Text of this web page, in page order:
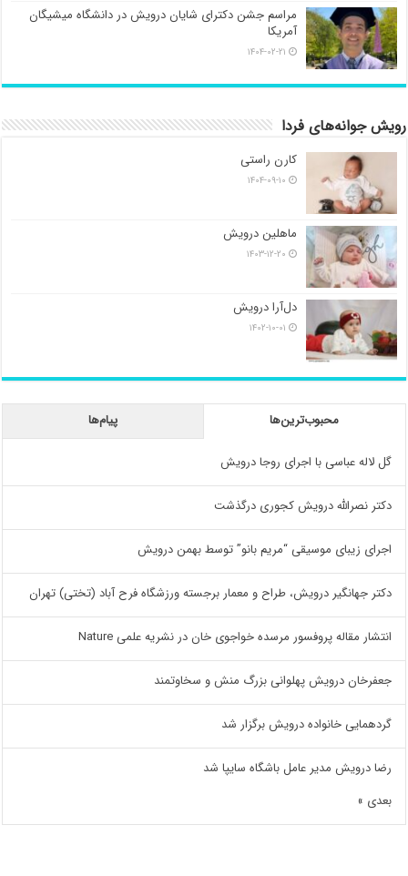
مراسم جشن دکترای شایان درویش در دانشگاه میشیگان
آمریکا
۱۴۰۴-۰۲-۲۱
رویش جوانه‌های فردا
کارن راستی
۱۴۰۴-۰۹-۱۰
ماهلین درویش
۱۴۰۳-۱۲-۲۰
دل‌آرا درویش
۱۴۰۲-۱۰-۰۱
محبوب‌ترین‌ها پیام‌ها
گل لاله عباسی با اجرای روجا درویش
دکتر نصرالله درویش کجوری درگذشت
اجرای زیبای موسیقی “مریم بانو” توسط بهمن درویش
دکتر جهانگیر درویش، طراح و معمار برجسته ورزشگاه فرح آباد (تختی) تهران
انتشار مقاله پروفسور مرسده خواجوی خان در نشریه علمی Nature
جعفرخان درویش پهلوانی بزرگ منش و سخاوتمند
گردهمایی خانواده درویش برگزار شد
رضا درویش مدیر عامل باشگاه سایپا شد
بعدی »